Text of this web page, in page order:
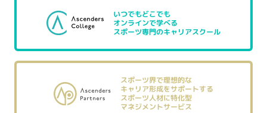
いつでもどこでも
オンラインで学べる
スポーツ専門のキャリアスクール
スポーツ界で理想的な
キャリア形成をサポートする
スポーツ人材に特化型
マネジメントサービス